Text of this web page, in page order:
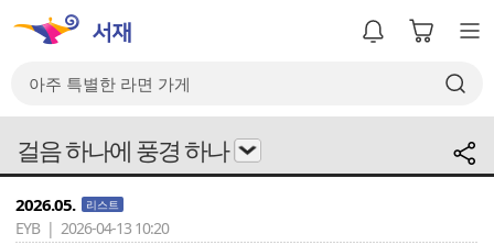
걸음 하나에 풍경 하나
2026.05. 리스트
EYB | 2026-04-13 10:20